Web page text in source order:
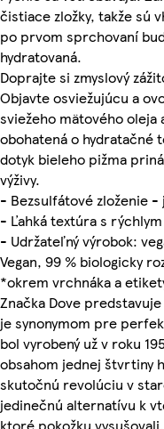
čistiace zložky, takže sú
po prvom sprchovaní
hydratovaná.
Doprajte si zmyslový
Objavte osviežujúcu a
sviežeho mätového oleja
obohatená o hydratačné
dotyk bieleho pižma
výživy.
- Bezsulfátové zloženie
- Ľahká textúra s
- Udržateľný výrobok:
Vegan, 99 % biologicky
*okrem vrchnáka a
Značka Dove
je synonymom pre
bol vyrobený už v roku
obsahom jednej štvrtiny
skutočnú revolúciu v
jedinečnú alternatívu k
ktoré pokožku